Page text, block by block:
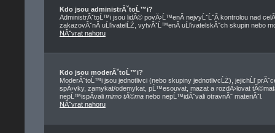
Kdo jsou administrĂˇtoĹ™i?
AdministrĂˇtoĹ™i jsou lidĂ© povÄ›Ĺ™enĂ­ nejvyĹˇĹˇĂ­ kontrolou nad
zakazovĂˇnĂ­ uĹľivatelĹŻ, vytvĂˇĹ™enĂ­ uĹľivatelskĂ˝ch skupin nebo
NĂˇvrat nahoru
Kdo jsou moderĂˇtoĹ™i?
ModerĂˇtoĹ™i jsou jednotlivci (nebo skupiny jednotlivcĹŻ), jejichĹľ
spÄ›vky, zamykat/odemykat, pĹ™esouvat, mazat a rozdÄ›lovat
nepĹ™ispĂ­vali mimo tĂ©ma nebo nepĹ™idĂˇvali otravnĂ˝ materiĂˇl.
NĂˇvrat nahoru